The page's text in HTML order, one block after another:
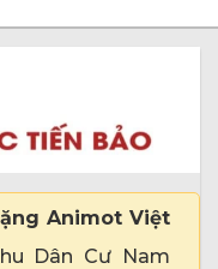
Animot Việt
Dân Cư Nam